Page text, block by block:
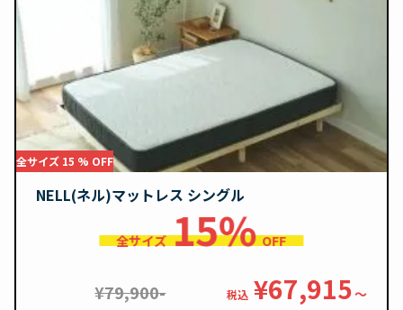
全サイズ 15 % OFF
NELL(ネル)マットレス シングル
全サイズ 15% OFF
¥79,900- 税込 ¥67,915〜